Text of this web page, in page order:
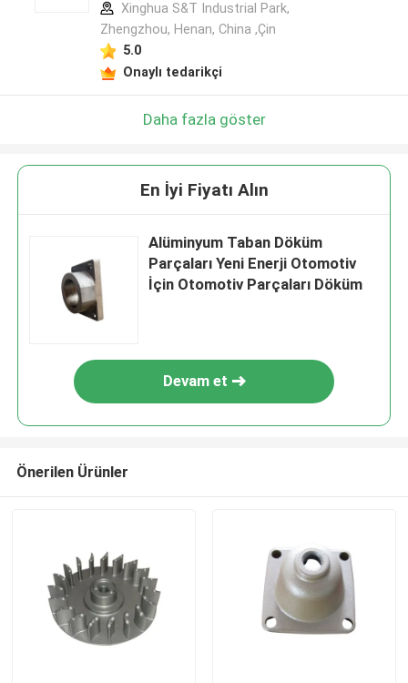
Xinghua S&T Industrial Park,
Zhengzhou, Henan, China ,Çin
5.0
Onaylı tedarikçi
Daha fazla göster
En İyi Fiyatı Alın
Alüminyum Taban Döküm
Parçaları Yeni Enerji Otomotiv
İçin Otomotiv Parçaları Döküm
Devam et
Önerilen Ürünler